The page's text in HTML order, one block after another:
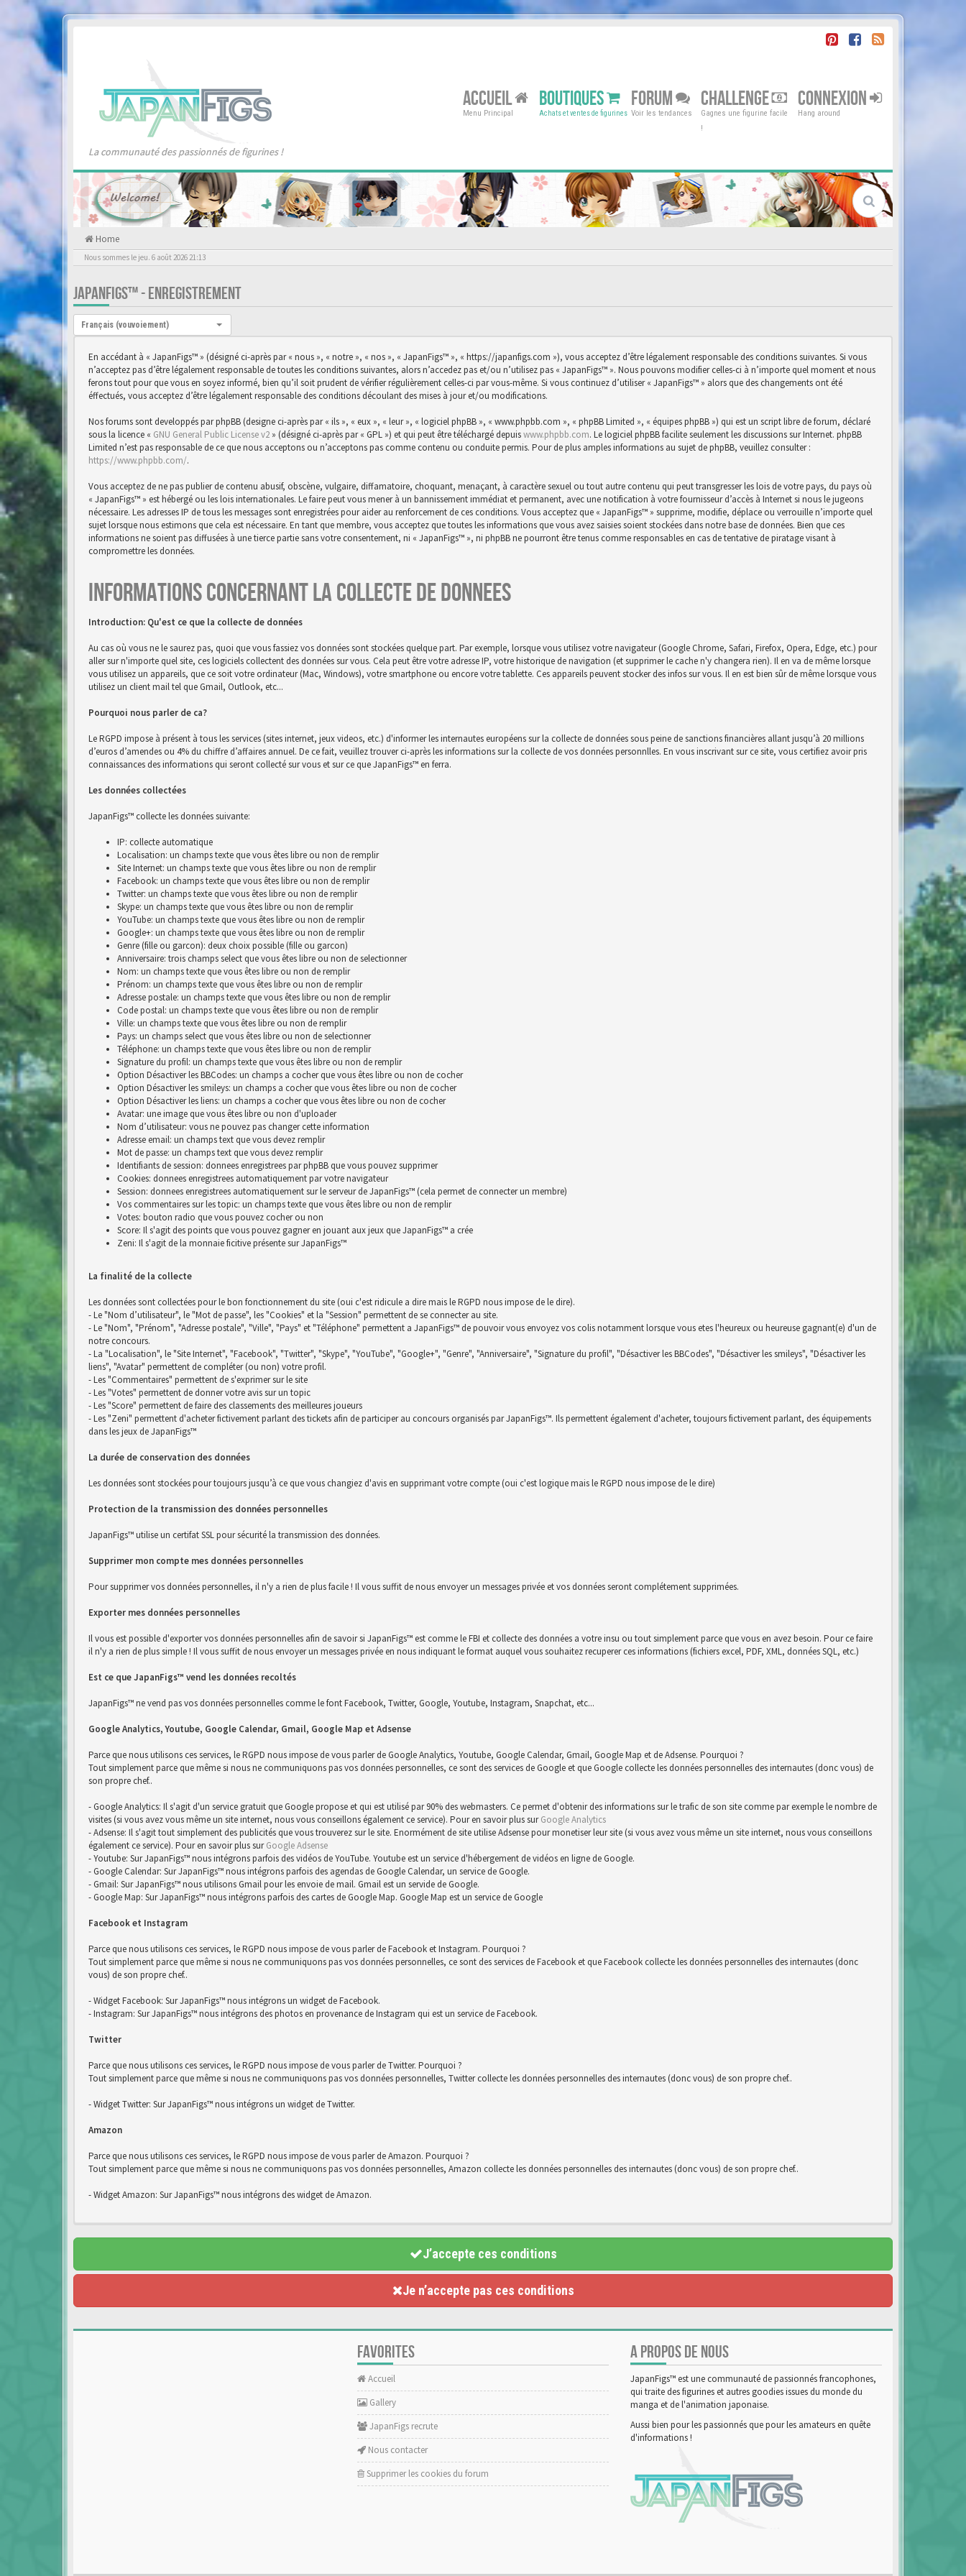
La communauté des passionnés de figurines !
ACCUEIL
Menu Principal
BOUTIQUES
Achats et ventes de figurines
FORUM
Voir les tendances
CHALLENGE
Gagnes une figurine facile
!
CONNEXION
Hang around
Home
Nous sommes le jeu. 6 août 2026 21:13
JAPANFIGS™ - ENREGISTREMENT
Langue :
Français (vouvoiement)
En accédant à « JapanFigs™ » (désigné ci-après par « nous », « notre », « nos », « JapanFigs™ », « https://japanfigs.com »), vous acceptez d’être légalement responsable des conditions suivantes. Si vous
n’acceptez pas d’être légalement responsable de toutes les conditions suivantes, alors n’accedez pas et/ou n’utilisez pas « JapanFigs™ ». Nous pouvons modifier celles-ci à n’importe quel moment et nous
ferons tout pour que vous en soyez informé, bien qu’il soit prudent de vérifier régulièrement celles-ci par vous-même. Si vous continuez d’utiliser « JapanFigs™ » alors que des changements ont été
éffectués, vous acceptez d’être légalement responsable des conditions découlant des mises à jour et/ou modifications.
Nos forums sont developpés par phpBB (designe ci-après par « ils », « eux », « leur », « logiciel phpBB », « www.phpbb.com », « phpBB Limited », « équipes phpBB ») qui est un script libre de forum, déclaré
sous la licence « GNU General Public License v2 » (désigné ci-après par « GPL ») et qui peut être téléchargé depuiswww.phpbb.com. Le logiciel phpBB facilite seulement les discussions sur Internet. phpBB
Limited n’est pas responsable de ce que nous acceptons ou n’acceptons pas comme contenu ou conduite permis. Pour de plus amples informations au sujet de phpBB, veuillez consulter :
https://www.phpbb.com/.
Vous acceptez de ne pas publier de contenu abusif, obscène, vulgaire, diffamatoire, choquant, menaçant, à caractère sexuel ou tout autre contenu qui peut transgresser les lois de votre pays, du pays où
« JapanFigs™ » est hébergé ou les lois internationales. Le faire peut vous mener à un bannissement immédiat et permanent, avec une notification à votre fournisseur d’accès à Internet si nous le jugeons
nécessaire. Les adresses IP de tous les messages sont enregistrées pour aider au renforcement de ces conditions. Vous acceptez que « JapanFigs™ » supprime, modifie, déplace ou verrouille n’importe quel
sujet lorsque nous estimons que cela est nécessaire. En tant que membre, vous acceptez que toutes les informations que vous avez saisies soient stockées dans notre base de données. Bien que ces
informations ne soient pas diffusées à une tierce partie sans votre consentement, ni « JapanFigs™ », ni phpBB ne pourront être tenus comme responsables en cas de tentative de piratage visant à
compromettre les données.
Informations concernant la collecte de donnees
Introduction: Qu'est ce que la collecte de données
Au cas où vous ne le saurez pas, quoi que vous fassiez vos données sont stockées quelque part. Par exemple, lorsque vous utilisez votre navigateur (Google Chrome, Safari, Firefox, Opera, Edge, etc.) pour
aller sur n'importe quel site, ces logiciels collectent des données sur vous. Cela peut être votre adresse IP, votre historique de navigation (et supprimer le cache n'y changera rien). Il en va de même lorsque
vous utilisez un appareils, que ce soit votre ordinateur (Mac, Windows), votre smartphone ou encore votre tablette. Ces appareils peuvent stocker des infos sur vous. Il en est bien sûr de même lorsque vous
utilisez un client mail tel que Gmail, Outlook, etc...
Pourquoi nous parler de ca?
Le RGPD impose à présent à tous les services (sites internet, jeux videos, etc.) d'informer les internautes européens sur la collecte de données sous peine de sanctions financières allant jusqu’à 20 millions
d’euros d’amendes ou 4% du chiffre d’affaires annuel. De ce fait, veuillez trouver ci-après les informations sur la collecte de vos données personnlles. En vous inscrivant sur ce site, vous certifiez avoir pris
connaissances des informations qui seront collecté sur vous et sur ce que JapanFigs™ en ferra.
Les données collectées
JapanFigs™ collecte les données suivante:
IP: collecte automatique
Localisation: un champs texte que vous êtes libre ou non de remplir
Site Internet: un champs texte que vous êtes libre ou non de remplir
Facebook: un champs texte que vous êtes libre ou non de remplir
Twitter: un champs texte que vous êtes libre ou non de remplir
Skype: un champs texte que vous êtes libre ou non de remplir
YouTube: un champs texte que vous êtes libre ou non de remplir
Google+: un champs texte que vous êtes libre ou non de remplir
Genre (fille ou garcon): deux choix possible (fille ou garcon)
Anniversaire: trois champs select que vous êtes libre ou non de selectionner
Nom: un champs texte que vous êtes libre ou non de remplir
Prénom: un champs texte que vous êtes libre ou non de remplir
Adresse postale: un champs texte que vous êtes libre ou non de remplir
Code postal: un champs texte que vous êtes libre ou non de remplir
Ville: un champs texte que vous êtes libre ou non de remplir
Pays: un champs select que vous êtes libre ou non de selectionner
Téléphone: un champs texte que vous êtes libre ou non de remplir
Signature du profil: un champs texte que vous êtes libre ou non de remplir
Option Désactiver les BBCodes: un champs a cocher que vous êtes libre ou non de cocher
Option Désactiver les smileys: un champs a cocher que vous êtes libre ou non de cocher
Option Désactiver les liens: un champs a cocher que vous êtes libre ou non de cocher
Avatar: une image que vous êtes libre ou non d'uploader
Nom d’utilisateur: vous ne pouvez pas changer cette information
Adresse email: un champs text que vous devez remplir
Mot de passe: un champs text que vous devez remplir
Identifiants de session: donnees enregistrees par phpBB que vous pouvez supprimer
Cookies: donnees enregistrees automatiquement par votre navigateur
Session: donnees enregistrees automatiquement sur le serveur de JapanFigs™ (cela permet de connecter un membre)
Vos commentaires sur les topic: un champs texte que vous êtes libre ou non de remplir
Votes: bouton radio que vous pouvez cocher ou non
Score: Il s'agit des points que vous pouvez gagner en jouant aux jeux que JapanFigs™ a crée
Zeni: Il s'agit de la monnaie ficitive présente sur JapanFigs™
La finalité de la collecte
Les données sont collectées pour le bon fonctionnement du site (oui c'est ridicule a dire mais le RGPD nous impose de le dire).
- Le "Nom d’utilisateur", le "Mot de passe", les "Cookies" et la "Session" permettent de se connecter au site.
- Le "Nom", "Prénom", "Adresse postale", "Ville", "Pays" et "Téléphone" permettent a JapanFigs™ de pouvoir vous envoyez vos colis notamment lorsque vous etes l'heureux ou heureuse gagnant(e) d'un de
notre concours.
- La "Localisation", le "Site Internet", "Facebook", "Twitter", "Skype", "YouTube", "Google+", "Genre", "Anniversaire", "Signature du profil", "Désactiver les BBCodes", "Désactiver les smileys", "Désactiver les
liens", "Avatar" permettent de compléter (ou non) votre profil.
- Les "Commentaires" permettent de s'exprimer sur le site
- Les "Votes" permettent de donner votre avis sur un topic
- Les "Score" permettent de faire des classements des meilleures joueurs
- Les "Zeni" permettent d'acheter fictivement parlant des tickets afin de participer au concours organisés par JapanFigs™. Ils permettent également d'acheter, toujours fictivement parlant, des équipements
dans les jeux de JapanFigs™
La durée de conservation des données
Les données sont stockées pour toujours jusqu’à ce que vous changiez d'avis en supprimant votre compte (oui c'est logique mais le RGPD nous impose de le dire)
Protection de la transmission des données personnelles
JapanFigs™ utilise un certifat SSL pour sécurité la transmission des données.
Supprimer mon compte mes données personnelles
Pour supprimer vos données personnelles, il n'y a rien de plus facile ! Il vous suffit de nous envoyer un messages privée et vos données seront complétement supprimées.
Exporter mes données personnelles
Il vous est possible d'exporter vos données personnelles afin de savoir si JapanFigs™ est comme le FBI et collecte des données a votre insu ou tout simplement parce que vous en avez besoin. Pour ce faire
il n'y a rien de plus simple ! Il vous suffit de nous envoyer un messages privée en nous indiquant le format auquel vous souhaitez recuperer ces informations (fichiers excel, PDF, XML, données SQL, etc.)
Est ce que JapanFigs™ vend les données recoltés
JapanFigs™ ne vend pas vos données personnelles comme le font Facebook, Twitter, Google, Youtube, Instagram, Snapchat, etc...
Google Analytics, Youtube, Google Calendar, Gmail, Google Map et Adsense
Parce que nous utilisons ces services, le RGPD nous impose de vous parler de Google Analytics, Youtube, Google Calendar, Gmail, Google Map et de Adsense. Pourquoi ?
Tout simplement parce que même si nous ne communiquons pas vos données personnelles, ce sont des services de Google et que Google collecte les données personnelles des internautes (donc vous) de
son propre chef..
- Google Analytics: Il s'agit d'un service gratuit que Google propose et qui est utilisé par 90% des webmasters. Ce permet d'obtenir des informations sur le trafic de son site comme par exemple le nombre de
visites (si vous avez vous même un site internet, nous vous conseillons également ce service). Pour en savoir plus surGoogle Analytics
- Adsense: Il s'agit tout simplement des publicités que vous trouverez sur le site. Enormément de site utilise Adsense pour monetiser leur site (si vous avez vous même un site internet, nous vous conseillons
également ce service). Pour en savoir plus surGoogle Adsense
- Youtube: Sur JapanFigs™ nous intégrons parfois des vidéos de YouTube. Youtube est un service d'hébergement de vidéos en ligne de Google.
- Google Calendar: Sur JapanFigs™ nous intégrons parfois des agendas de Google Calendar, un service de Google.
- Gmail: Sur JapanFigs™ nous utilisons Gmail pour les envoie de mail. Gmail est un servide de Google.
- Google Map: Sur JapanFigs™ nous intégrons parfois des cartes de Google Map. Google Map est un service de Google
Facebook et Instagram
Parce que nous utilisons ces services, le RGPD nous impose de vous parler de Facebook et Instagram. Pourquoi ?
Tout simplement parce que même si nous ne communiquons pas vos données personnelles, ce sont des services de Facebook et que Facebook collecte les données personnelles des internautes (donc
vous) de son propre chef..
- Widget Facebook: Sur JapanFigs™ nous intégrons un widget de Facebook.
- Instagram: Sur JapanFigs™ nous intégrons des photos en provenance de Instagram qui est un service de Facebook.
Twitter
Parce que nous utilisons ces services, le RGPD nous impose de vous parler de Twitter. Pourquoi ?
Tout simplement parce que même si nous ne communiquons pas vos données personnelles, Twitter collecte les données personnelles des internautes (donc vous) de son propre chef..
- Widget Twitter: Sur JapanFigs™ nous intégrons un widget de Twitter.
Amazon
Parce que nous utilisons ces services, le RGPD nous impose de vous parler de Amazon. Pourquoi ?
Tout simplement parce que même si nous ne communiquons pas vos données personnelles, Amazon collecte les données personnelles des internautes (donc vous) de son propre chef..
- Widget Amazon: Sur JapanFigs™ nous intégrons des widget de Amazon.
J’accepte ces conditions
Je n’accepte pas ces conditions
FAVORITES
Accueil
Gallery
JapanFigs recrute
Nous contacter
Supprimer les cookies du forum
A PROPOS DE NOUS
JapanFigs™ est une communauté de passionnés francophones,
qui traite des figurines et autres goodies issues du monde du
manga et de l'animation japonaise.
Aussi bien pour les passionnés que pour les amateurs en quête
d'informations !